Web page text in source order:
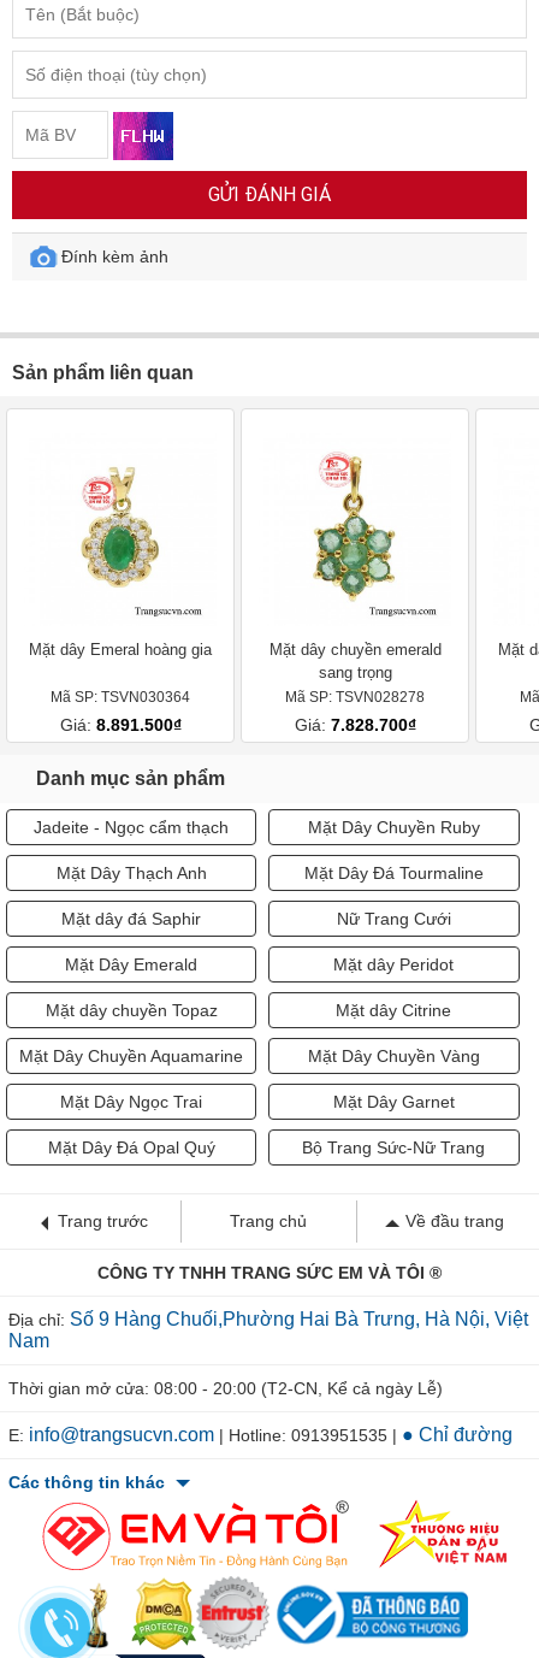
GỬI ĐÁNH GIÁ
Đính kèm ảnh
Sản phẩm liên quan
Mặt dây Emeral hoàng gia
Mã SP: TSVN030364
Giá: 8.891.500₫
Mặt dây chuyền emerald
sang trọng
Mã SP: TSVN028278
Giá: 7.828.700₫
Mặt
Danh mục sản phẩm
Jadeite - Ngọc cẩm thạch Mặt Dây Chuyền Ruby
Mặt Dây Thạch Anh Mặt Dây Đá Tourmaline
Mặt dây đá Saphir Nữ Trang Cưới
Mặt Dây Emerald Mặt dây Peridot
Mặt dây chuyền Topaz Mặt dây Citrine
Mặt Dây Chuyền Aquamarine Mặt Dây Chuyền Vàng
Mặt Dây Ngọc Trai Mặt Dây Garnet
Mặt Dây Đá Opal Quý Bộ Trang Sức-Nữ Trang
Trang trước Trang chủ Về đầu trang
CÔNG TY TNHH TRANG SỨC EM VÀ TÔI ®
Địa chỉ: Số 9 Hàng Chuối,Phường Hai Bà Trưng, Hà Nội, Việt
Nam
Thời gian mở cửa: 08:00 - 20:00 (T2-CN, Kể cả ngày Lễ)
E: info@trangsucvn.com | Hotline: 0913951535 | ● Chỉ đường
Các thông tin khác